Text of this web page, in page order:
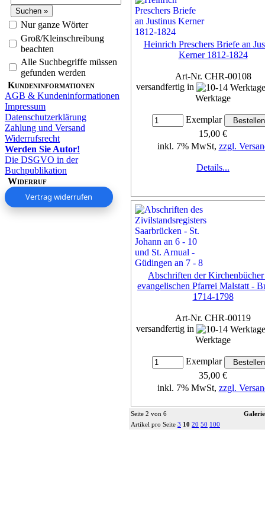
Nur ganze Wörter
Groß/Kleinschreibung
beachten
Alle Suchbegriffe müssen
gefunden werden
Kundeninformationen
AGB & Kundeninformationen
Impressum
Datenschutzerklärung
Zahlung und Versand
Widerrufsrecht
Werden Sie Autor!
Die DSGVO in der
Buchpublikation
Widerruf
Vertrag widerrufen
Heinrich Preschers Briefe an
Kerner 1812-1824
Art-Nr. CHR-00108
versandfertig in
Werktage
Exemplar
15,00 €
inkl. 7% MwSt, zzgl.
Details...
Abschriften der
evangelischen Pfarrei Malstatt -
1714-1798
Art-Nr. CHR-00119
versandfertig in
Werktage
Exemplar
35,00 €
inkl. 7% MwSt, zzgl.
Details...
Seite 2 von 6
Artikel pro Seite 3 10 20 50 100